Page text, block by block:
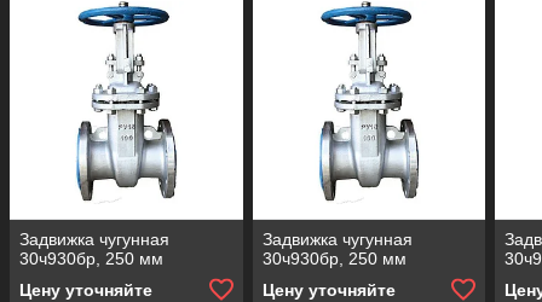
Задвижка чугунная
30ч930бр, 250 мм
Цену уточняйте
Задвижка чугунная
30ч930бр, 250 мм
Цену уточняйте